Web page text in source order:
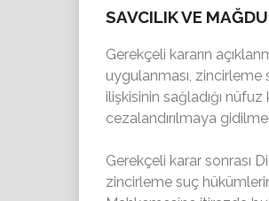
SAVCILIK VE
Gerekçeli kararın
uygulanması,
ilişkisinin sağladığı
cezalandırılmaya
Gerekçeli karar sonrası
zincirleme suç